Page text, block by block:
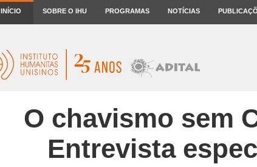
INÍCIO SOBRE O IHU PROGRAMAS NOTÍCIAS
O chavismo sem
Entrevista